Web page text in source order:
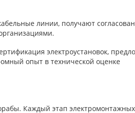
линии, получают
электроустановок,
опыт в технической оценке
Каждый этап